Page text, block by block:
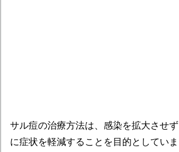
サル痘の治療方法は、感染を拡大させず
に症状を軽減することを目的としていま